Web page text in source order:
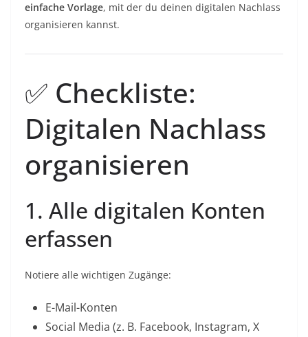
einfache Vorlage, mit der du deinen digitalen Nachlass
organisieren kannst.
✅ Checkliste:
Digitalen Nachlass
organisieren
1. Alle digitalen Konten
erfassen
Notiere alle wichtigen Zugänge:
E-Mail-Konten
Social Media (z. B. Facebook, Instagram, X